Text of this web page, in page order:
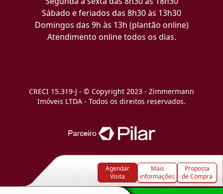
Agendar
Visita
Mais
informações
Proposta
de Compra
Sábado e feriados das 8h30 às 13h30
Domingos das 9h às 13h (plantão online)
Atendimento online todos os dias.
CRECI 15.319-J - © Copyright 2023 - Zimmermann
Imóveis LTDA - Todos os direitos reservados.